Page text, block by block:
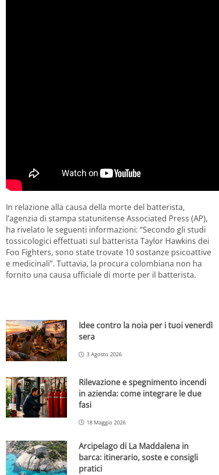
In relazione alla causa della morte del batterista,
l’agenzia di stampa statunitense Associated Press (AP),
ha rivelato le seguenti informazioni: “Secondo gli studi
tossicologici effettuati sul batterista Taylor Hawkins dei
Foo Fighters, sono state trovate 10 sostanze psicoattive
e medicinali”. Tuttavia, la procura colombiana non ha
fornito una causa ufficiale di morte per il batterista.
Idee contro la noia per i tuoi venerdì
sera
3 Agosto 2026
Rilevazione e spegnimento incendi
in azienda: come integrare le due
fasi
18 Maggio 2026
Arcipelago di La Maddalena in
barca: itinerario, soste e consigli
pratici